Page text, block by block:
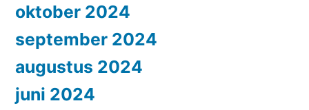
oktober 2024
september 2024
augustus 2024
juni 2024